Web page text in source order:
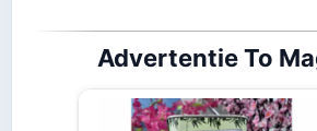
Advertentie To